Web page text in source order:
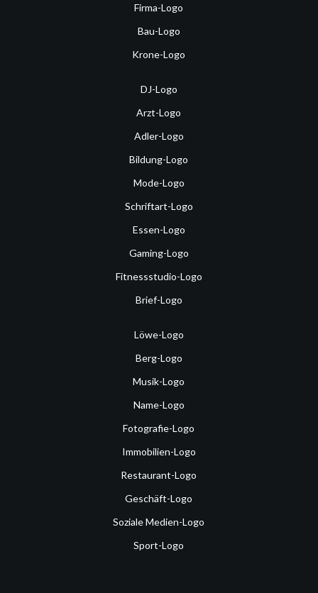
Firma-Logo
Bau-Logo
Krone-Logo
DJ-Logo
Arzt-Logo
Adler-Logo
Bildung-Logo
Mode-Logo
Schriftart-Logo
Essen-Logo
Gaming-Logo
Fitnessstudio-Logo
Brief-Logo
Löwe-Logo
Berg-Logo
Musik-Logo
Name-Logo
Fotografie-Logo
Immobilien-Logo
Restaurant-Logo
Geschäft-Logo
Soziale Medien-Logo
Sport-Logo